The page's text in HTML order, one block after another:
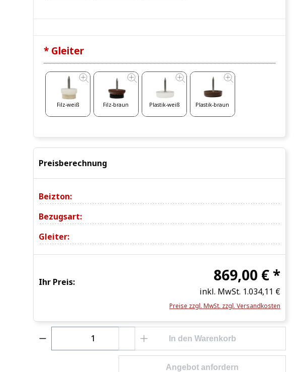
* Gleiter
Filz-weiß Filz-braun Plastik-weiß Plastik-braun
Preisberechnung
Beizton:
Bezugsart:
Gleiter:
Ihr Preis: 869,00 € *
inkl. MwSt. 1.034,11 €
Preise zzgl. MwSt. zzgl. Versandkosten
Produkt Anzahl: Gib den gewünschten Wert
In den Warenkorb
Angebot anfordern